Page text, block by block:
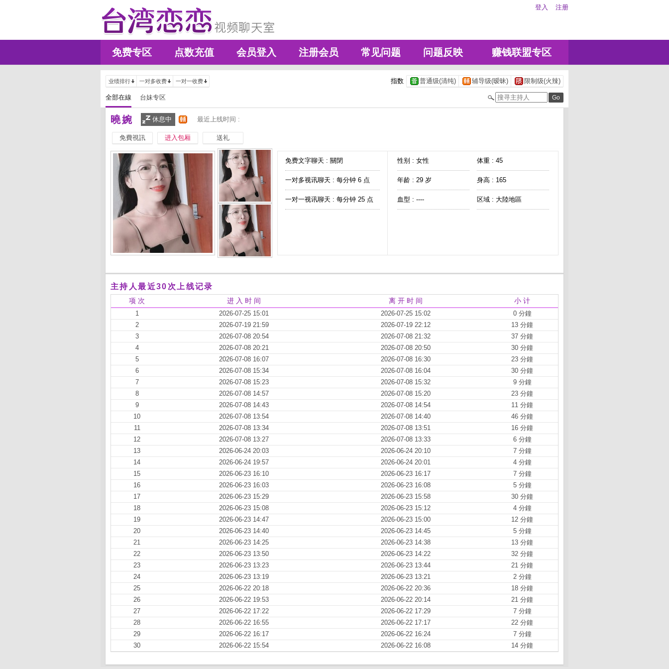
登入 注册
免费专区 点数充值 会员登入 注册会员 常见问题 问题反映 赚钱联盟专区
业绩排行 一对多收费 一对一收费 指数 普通级(清纯) 辅导级(暧昧) 限制级(火辣)
全部在線 台妹专区
曉婉 休息中 最近上线时间 :
免費視訊 进入包厢 送礼
免费文字聊天 : 關閉
一对多视讯聊天 : 每分钟 6 点
一对一视讯聊天 : 每分钟 25 点
性别 : 女性 体重 : 45
年龄 : 29 岁 身高 : 165
血型 : ---- 区域 : 大陸地區
主持人最近30次上线记录
项 次 进 入 时 间 离 开 时 间 小 计
1 2026-07-25 15:01 2026-07-25 15:02
0 分鐘
2
2026-07-19 21:59 2026-07-19 22:12
13 分鐘
3
2026-07-08 20:54 2026-07-08 21:32
37 分鐘
4
2026-07-08 20:21 2026-07-08 20:50
30 分鐘
5
2026-07-08 16:07 2026-07-08 16:30
23 分鐘
6
2026-07-08 15:34 2026-07-08 16:04
30 分鐘
7
2026-07-08 15:23 2026-07-08 15:32
9 分鐘
8
2026-07-08 14:57 2026-07-08 15:20
23 分鐘
9
2026-07-08 14:43 2026-07-08 14:54
11 分鐘
10
2026-07-08 13:54 2026-07-08 14:40
46 分鐘
11
2026-07-08 13:34 2026-07-08 13:51
16 分鐘
12
2026-07-08 13:27 2026-07-08 13:33
6 分鐘
13
2026-06-24 20:03 2026-06-24 20:10
7 分鐘
14
2026-06-24 19:57 2026-06-24 20:01
4 分鐘
15
2026-06-23 16:10 2026-06-23 16:17
7 分鐘
16
2026-06-23 16:03 2026-06-23 16:08
5 分鐘
17
2026-06-23 15:29 2026-06-23 15:58
30 分鐘
18
2026-06-23 15:08 2026-06-23 15:12
4 分鐘
19
2026-06-23 14:47 2026-06-23 15:00
12 分鐘
20
2026-06-23 14:40 2026-06-23 14:45
5 分鐘
21
2026-06-23 14:25 2026-06-23 14:38
13 分鐘
22
2026-06-23 13:50 2026-06-23 14:22
32 分鐘
23
2026-06-23 13:23 2026-06-23 13:44
21 分鐘
24
2026-06-23 13:19 2026-06-23 13:21
2 分鐘
25
2026-06-22 20:18 2026-06-22 20:36
18 分鐘
26
2026-06-22 19:53 2026-06-22 20:14
21 分鐘
27
2026-06-22 17:22 2026-06-22 17:29
7 分鐘
28
2026-06-22 16:55 2026-06-22 17:17
22 分鐘
29
2026-06-22 16:17 2026-06-22 16:24
7 分鐘
30
2026-06-22 15:54 2026-06-22 16:08 14 分鐘